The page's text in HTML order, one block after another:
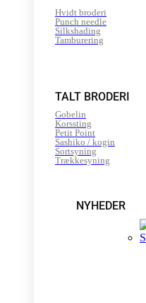
Hvidt broderi
Punch needle
Silkshading
Tamburering
TALT BRODERI
Gobelin
Korssting
Petit Point
Sashiko / kogin
Sortsyning
Trækkesyning
NYHEDER